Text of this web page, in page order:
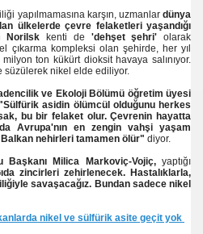
yapılmamasına karşın, uzmanlar dünya
ülkelerde çevre felaketleri yaşandığı
Norilsk kenti de 'dehşet şehri' olarak
çıkarma kompleksi olan şehirde, her yıl
ton kükürt dioksit havaya salınıyor.
süzülerek nikel elde ediliyor.
ve Ekoloji Bölümü öğretim üyesi
asidin ölümcül olduğunu herkes
bu bir felaket olur. Çevrenin hayatta
Avrupa'nın en zengin vahşi yaşam
nehirleri tamamen ölür" diyor.
Başkanı Milica Markoviç-Vojiç, yaptığı
zincirleri zehirlenecek. Hastalıklarla,
savaşacağız. Bundan sadece nikel
nikel ve sülfürik asite geçit yok